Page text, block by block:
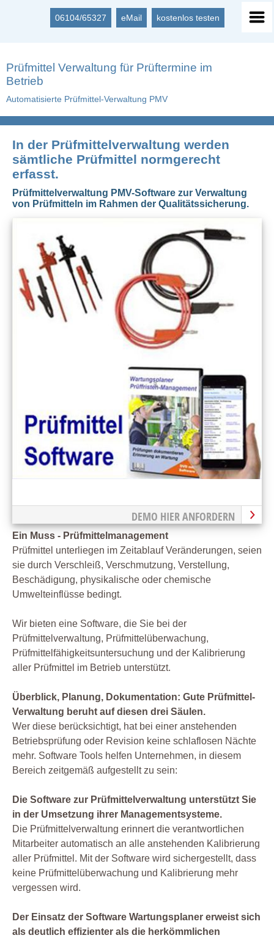
06104/65327 eMail kostenlos testen
Prüfmittel Verwaltung für Prüftermine im
Betrieb
Automatisierte Prüfmittel-Verwaltung PMV
In der Prüfmittelverwaltung werden
sämtliche Prüfmittel normgerecht
erfasst.
Prüfmittelverwaltung PMV-Software zur Verwaltung
von Prüfmitteln im Rahmen der Qualitätssicherung.
DEMO HIER ANFORDERN
Ein Muss - Prüfmittelmanagement
Prüfmittel unterliegen im Zeitablauf Veränderungen, seien
sie durch Verschleiß, Verschmutzung, Verstellung,
Beschädigung, physikalische oder chemische
Umwelteinflüsse bedingt.
Wir bieten eine Software, die Sie bei der
Prüfmittelverwaltung, Prüfmittelüberwachung,
Prüfmittelfähigkeitsuntersuchung und der Kalibrierung
aller Prüfmittel im Betrieb unterstützt.
Überblick, Planung, Dokumentation: Gute Prüfmittel-
Verwaltung beruht auf diesen drei Säulen.
Wer diese berücksichtigt, hat bei einer anstehenden
Betriebsprüfung oder Revision keine schlaflosen Nächte
mehr. Software Tools helfen Unternehmen, in diesem
Bereich zeitgemäß aufgestellt zu sein:
Die Software zur Prüfmittelverwaltung unterstützt Sie
in der Umsetzung ihrer Managementsysteme.
Die Prüfmittelverwaltung erinnert die verantwortlichen
Mitarbeiter automatisch an alle anstehenden Kalibrierung
aller Prüfmittel. Mit der Software wird sichergestellt, dass
keine Prüfmittelüberwachung und Kalibrierung mehr
vergessen wird.
Der Einsatz der Software Wartungsplaner erweist sich
als deutlich effizienter als die herkömmlichen